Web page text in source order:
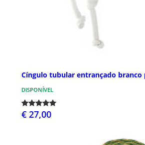
Cíngulo tubular entrançado branco
DISPONÍVEL
€ 27,00